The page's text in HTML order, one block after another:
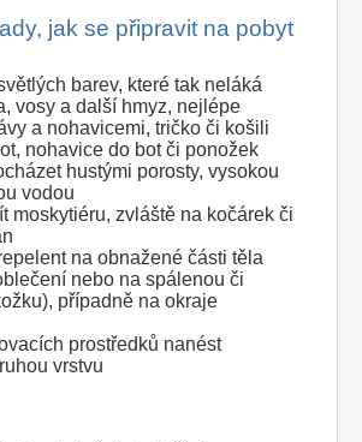
jak se připravit na pobyt
barev, které tak neláká
vosy a další hmyz, nejlépe
a nohavicemi, tričko či košili
nohavice do bot či ponožek
hustými porosty, vysokou
vodou
moskytiéru, zvláště na kočárek či
na obnažené části těla
nebo na spálenou či
případně na okraje
prostředků nanést
vrstvu